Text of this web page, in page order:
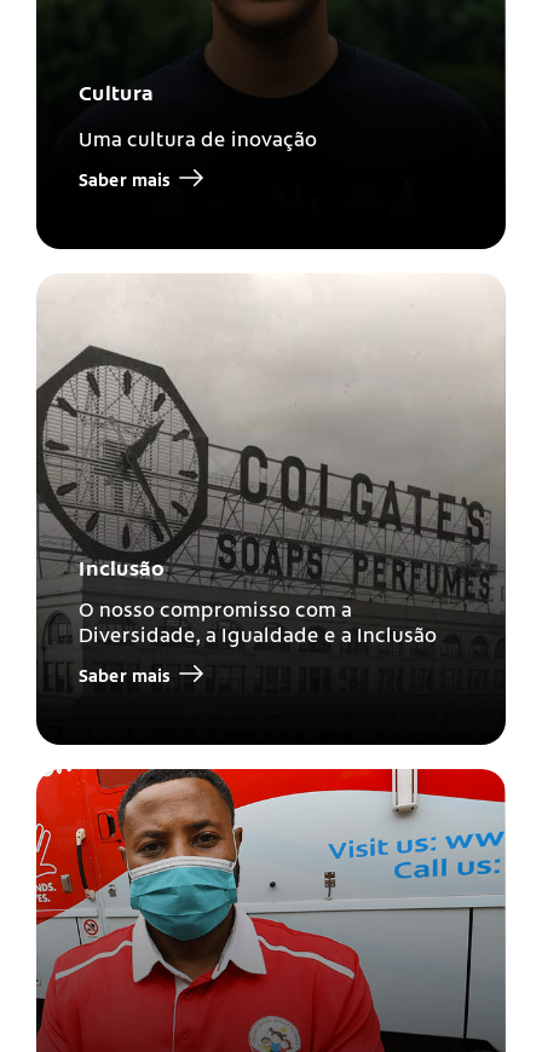
Cultura
Uma cultura de inovação
Saber mais
Inclusão
O nosso compromisso com a
Diversidade, a Igualdade e a Inclusão
Saber mais